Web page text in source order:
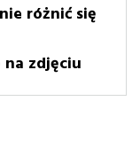
różnić się
zdjęciu